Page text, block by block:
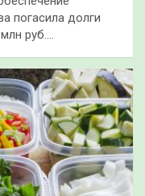
погасила долги
руб.…